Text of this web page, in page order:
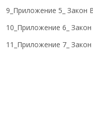
9_Приложение 5_
10_Приложение 6_
11_Приложение 7_